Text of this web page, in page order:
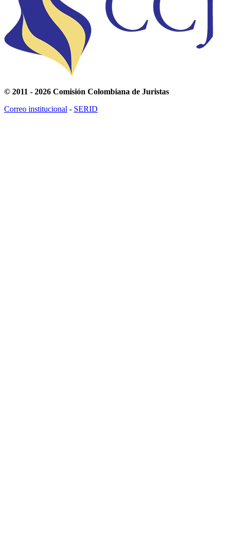
© 2011 - 2026 Comisión Colombiana de Juristas
Correo institucional - SERID